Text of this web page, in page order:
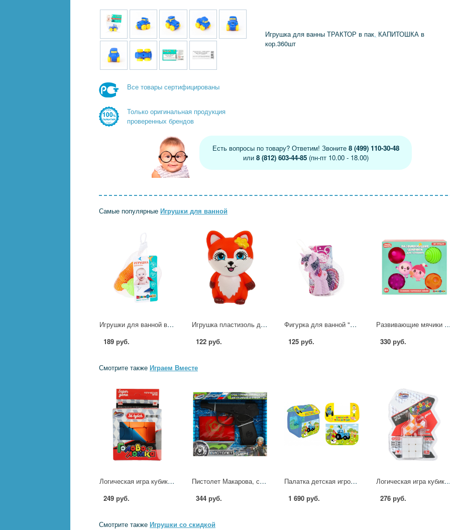
Все товары сертифицированы
Только оригинальная продукция
проверенных брендов
Игрушка для ванны ТРАКТОР в пак, КАПИТОШКА в
кор.360шт
Есть вопросы по товару? Ответим! Звоните 8 (499) 110-30-48
или 8 (812) 603-44-85(пн-пт 10.00 - 18.00)
Самые популярные Игрушки для ванной
Игрушки для ванной в сетке Играем Вместе YG98155 (120)
189 руб.
Игрушка пластизоль для ванны Лисичка 10 см. Энчантималс в сетке КАПИТОШКА LX-FEL
122 руб.
Фигурка для ванной "My Little Pony" в асс. Играем вместе 47RUS
125 руб.
Развивающие мячики для купания "Малышарики" 4 шт. Играем Вместе MAL-79178-B01
330 руб.
Смотрите также Играем Вместе
Логическая игра кубик-спираль 3х3 Играем Вместе L045-H24197-R
249 руб.
Пистолет Макарова, свет-звук, удостоверение (игрушки) Играем Вместе A1643874Q-B-R1
344 руб.
Палатка детская игровая Синий Трактор, 83х80х105 с.м, в сумке Играем Вместе GFA-BT-2-R (24)
1 690 руб.
Логическая игра кубик 3х3 ИГРАЕМ ВМЕСТЕ A844743L-R (192)
276 руб.
Смотрите также Игрушки со скидкой